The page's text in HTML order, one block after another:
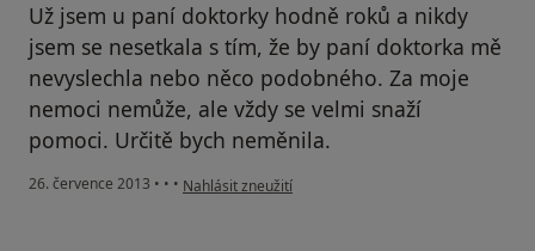
Už jsem u paní doktorky hodně roků a nikdy
jsem se nesetkala s tím, že by paní doktorka mě
nevyslechla nebo něco podobného. Za moje
nemoci nemůže, ale vždy se velmi snaží
pomoci. Určitě bych neměnila.
26. července 2013 • • • podle názoru uživatele marie.kleinerova
Nahlásit zneužití